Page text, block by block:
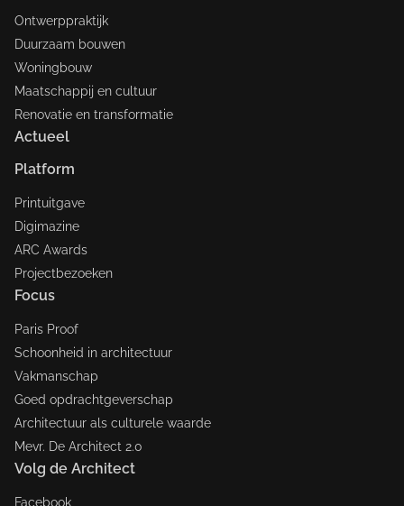
Ontwerppraktijk
Duurzaam bouwen
Woningbouw
Maatschappij en cultuur
Renovatie en transformatie
Actueel
Platform
Printuitgave
Digimazine
ARC Awards
Projectbezoeken
Focus
Paris Proof
Schoonheid in architectuur
Vakmanschap
Goed opdrachtgeverschap
Architectuur als culturele waarde
Mevr. De Architect 2.0
Volg de Architect
Facebook